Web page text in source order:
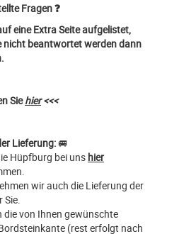
Fragen ❓
eine Extra Seite aufgelistet,
nicht beantwortet werden dann
Siehier<<<
Lieferung:🚐
Hüpfburg bei uns hier
wir auch die Lieferung der
Sie.
die von Ihnen gewünschte
(rest erfolgt nach